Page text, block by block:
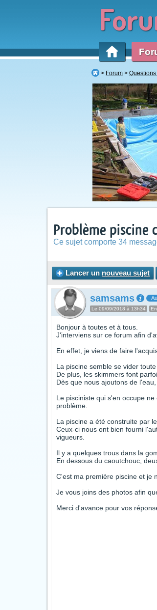
Forum
Problème piscine
Ce sujet comporte 34
Lancer un nouveau sujet
samsams
Le 09/09/2018 à 13h34
Bonjour à toutes et à tous.
J'interviens sur ce forum afin
En effet, je viens de faire
La piscine semble se vider
De plus, les skimmers font
Dès que nous ajoutons de
Le pisciniste qui s'en occupe
problème.
La piscine a été construite par
Ceux-ci nous ont bien fourni
vigueurs.
Il y a quelques trous dans la
En dessous du caoutchouc,
C'est ma première piscine et je
Je vous joins des photos afin
Merci d'avance pour vos